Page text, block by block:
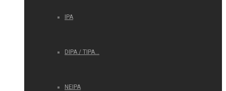
IPA
DIPA / TIPA…
NEIPA